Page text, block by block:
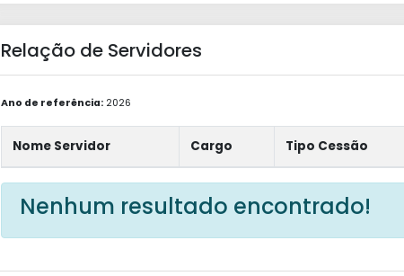
Relação de Servidores
Ano de referência: 2026
Nome Servidor Cargo Tipo Cessão
Nenhum resultado encontrado!